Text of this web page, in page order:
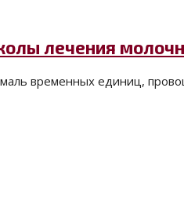
лечения
временных единиц,